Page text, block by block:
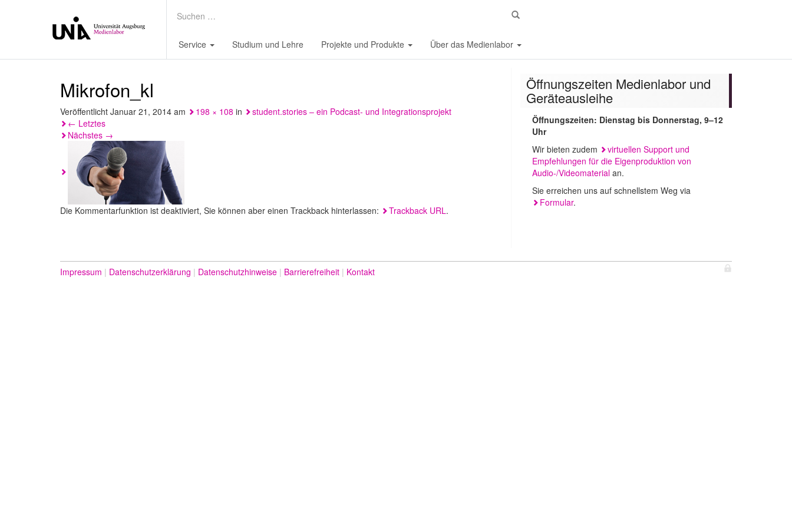
Suchen
Service Studium und Lehre Projekte und Produkte Über das Medienlabor
Mikrofon_kl
Veröffentlicht Januar 21, 2014 am 198 × 108 in
student.stories – ein Podcast- und Integrationsprojekt
← Letztes
Nächstes →
Die Kommentarfunktion ist deaktiviert, Sie können aber einen Trackback hinterlassen: Trackback URL.
Öffnungszeiten Medienlabor und
Geräteausleihe
Öffnungszeiten: Dienstag bis Donnerstag, 9–12
Uhr
Wir bieten zudem
virtuellen Support und
Empfehlungen für die Eigenproduktion von
Audio-/Videomaterial an.
Sie erreichen uns auf schnellstem Weg via
Formular.
Impressum Datenschutzerklärung Datenschutzhinweise Barrierefreiheit Kontakt